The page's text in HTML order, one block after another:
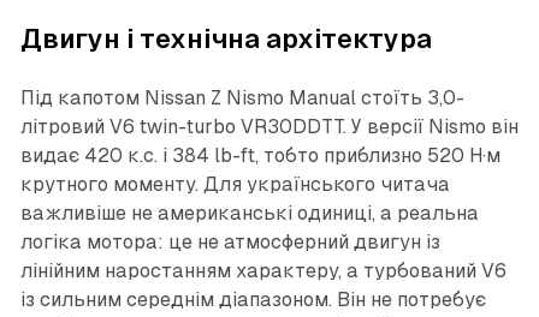
Двигун і технічна архітектура
Під капотом Nissan Z Nismo Manual стоїть 3,0-
літровий V6 twin-turbo VR30DDTT. У версії Nismo він
видає 420 к.с. і 384 lb-ft, тобто приблизно 520 Н·м
крутного моменту. Для українського читача
важливіше не американські одиниці, а реальна
логіка мотора: це не атмосферний двигун із
лінійним наростанням характеру, а турбований V6
із сильним середнім діапазоном. Він не потребує